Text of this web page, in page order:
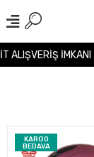
ALIŞVERİŞ İMKANI
KARGO
BEDAVA